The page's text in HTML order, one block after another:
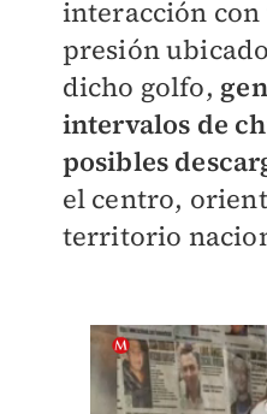
interacción con
presión
dicho golfo,
intervalos de
posibles
el centro,
territorio